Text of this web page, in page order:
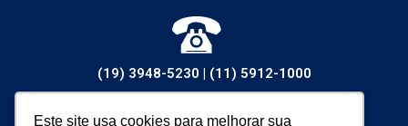
Este site usa cookies para melhorar sua
(19) 3948-5230 (11) 5912-1000